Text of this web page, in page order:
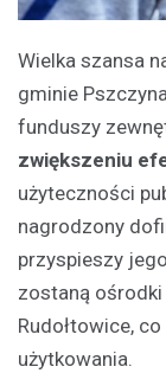
Wielka szansa
gminie
funduszy
zwiększeniu
użyteczności
nagrodzony
przyspieszy
zostaną
Rudołtowice,
użytkowania.